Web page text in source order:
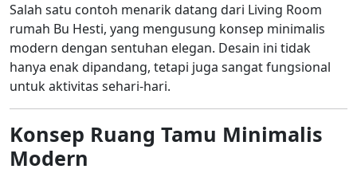
Salah satu contoh menarik datang dari Living Room
rumah Bu Hesti, yang mengusung konsep minimalis
modern dengan sentuhan elegan. Desain ini tidak
hanya enak dipandang, tetapi juga sangat fungsional
untuk aktivitas sehari-hari.
Konsep Ruang Tamu Minimalis
Modern